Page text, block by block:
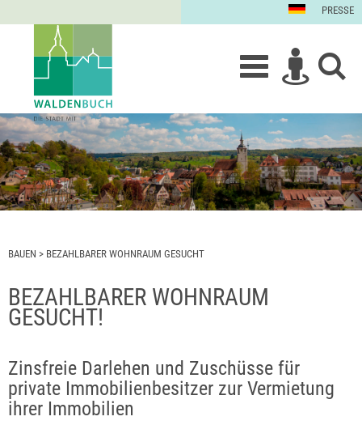
PRESSE
BAUEN > BEZAHLBARER WOHNRAUM GESUCHT
BEZAHLBARER WOHNRAUM
GESUCHT!
Zinsfreie Darlehen und Zuschüsse für
private Immobilienbesitzer zur Vermietung
ihrer Immobilien